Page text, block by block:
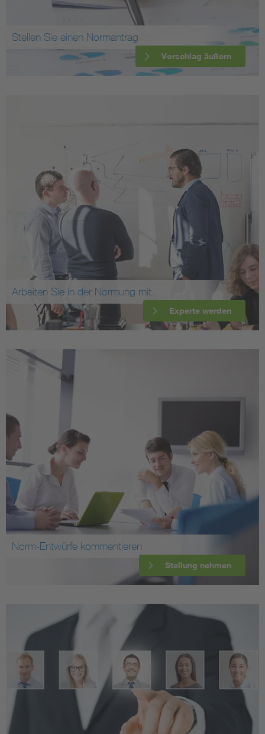
Stellen Sie einen Normantrag
Vorschlag äußern
Arbeiten Sie in der Normung mit
Experte werden
Norm-Entwürfe kommentieren
Stellung nehmen